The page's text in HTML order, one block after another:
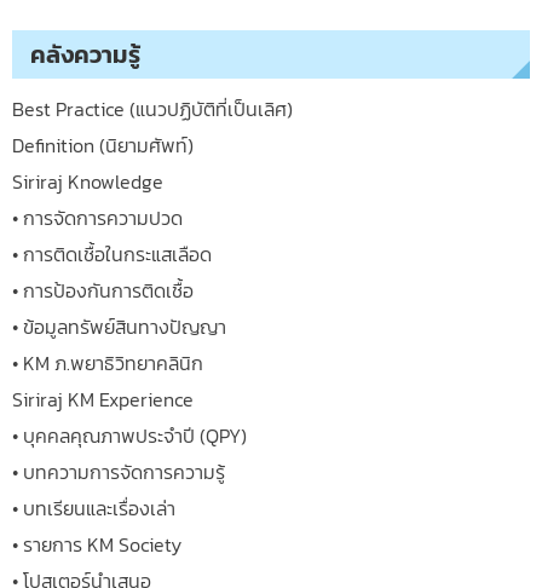
คลังความรู้
Best Practice (แนวปฏิบัติที่เป็นเลิศ)
Definition (นิยามศัพท์)
Siriraj Knowledge
• การจัดการความปวด
• การติดเชื้อในกระแสเลือด
• การป้องกันการติดเชื้อ
• ข้อมูลทรัพย์สินทางปัญญา
• KM ภ.พยาธิวิทยาคลินิก
Siriraj KM Experience
• บุคคลคุณภาพประจำปี (QPY)
• บทความการจัดการความรู้
• บทเรียนและเรื่องเล่า
• รายการ KM Society
• โปสเตอร์นำเสนอ